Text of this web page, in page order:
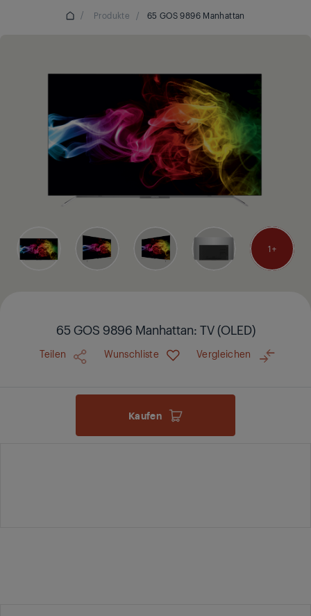
/ Produkte / 65 GOS 9896 Manhattan
1
65 GOS 9896 Manhattan: TV (OLED)
Teilen Wunschliste Vergleichen
Kaufen